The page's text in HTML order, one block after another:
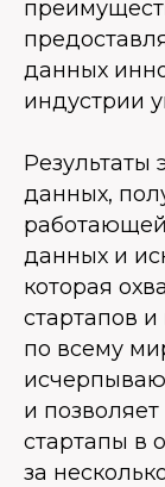
данных
индустрии
Результаты
данных,
данных и
которая
стартапов
по всему
и
стартапы в
за